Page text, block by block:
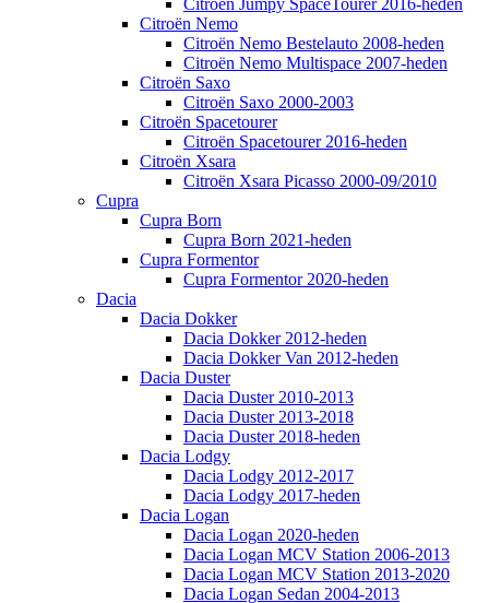
Citroën Jumpy SpaceTourer 2016-heden
Citroën Nemo
Citroën Nemo Bestelauto 2008-heden
Citroën Nemo Multispace 2007-heden
Citroën Saxo
Citroën Saxo 2000-2003
Citroën Spacetourer
Citroën Spacetourer 2016-heden
Citroën Xsara
Citroën Xsara Picasso 2000-09/2010
Cupra
Cupra Born
Cupra Born 2021-heden
Cupra Formentor
Cupra Formentor 2020-heden
Dacia
Dacia Dokker
Dacia Dokker 2012-heden
Dacia Dokker Van 2012-heden
Dacia Duster
Dacia Duster 2010-2013
Dacia Duster 2013-2018
Dacia Duster 2018-heden
Dacia Lodgy
Dacia Lodgy 2012-2017
Dacia Lodgy 2017-heden
Dacia Logan
Dacia Logan 2020-heden
Dacia Logan MCV Station 2006-2013
Dacia Logan MCV Station 2013-2020
Dacia Logan Sedan 2004-2013